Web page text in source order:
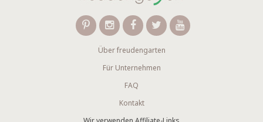
Über freudengarten
Für Unternehmen
FAQ
Kontakt